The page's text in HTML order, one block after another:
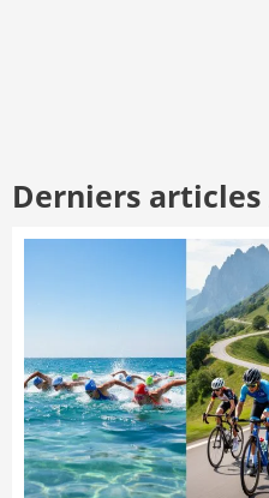
Derniers articles